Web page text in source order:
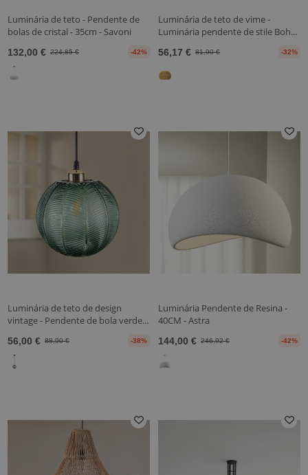
Luminária de teto - Pendente de
bolas de cristal - 35cm - Savoni
132,00 € 224,85 € -42%
Luminária de teto de vime -
Luminária pendente de stile Boh...
56,17 € 81,90 € -32%
Luminária de teto de design
vintage - Pendente de bola verde...
56,00 € 88,90 € -38%
Luminária Pendente de Resina -
40CM - Astra
144,00 € 246,92 € -42%